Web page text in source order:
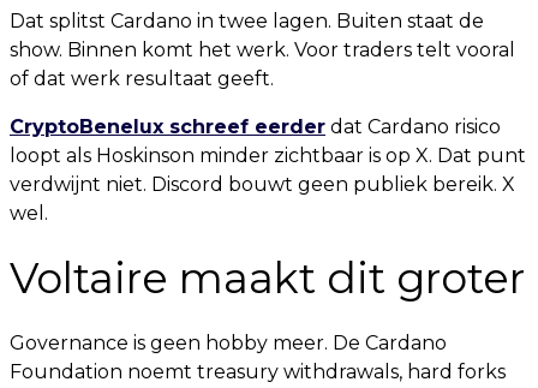
Dat splitst Cardano in twee lagen. Buiten staat de
show. Binnen komt het werk. Voor traders telt vooral
of dat werk resultaat geeft.
CryptoBenelux schreef eerder dat Cardano risico
loopt als Hoskinson minder zichtbaar is op X. Dat punt
verdwijnt niet. Discord bouwt geen publiek bereik. X
wel.
Voltaire maakt dit groter
Governance is geen hobby meer. De Cardano
Foundation noemt treasury withdrawals, hard forks